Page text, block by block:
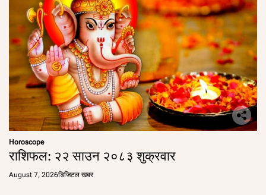
Horoscope
राशिफल: २२ साउन २०८३ शुक्रवार
August 7, 2026डिजिटल खबर